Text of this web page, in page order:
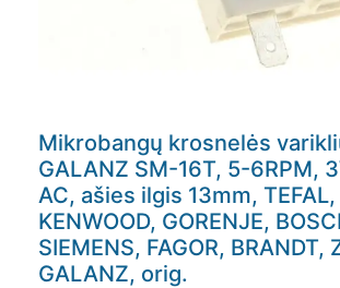
Mikrobangų krosnelės
GALANZ SM-16T, 5-6RPM,
AC, ašies ilgis 13mm, TEFAL,
KENWOOD, GORENJE,
SIEMENS, FAGOR, BRANDT,
GALANZ, orig.